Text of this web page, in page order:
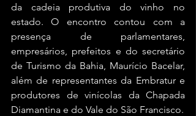
da cadeia produtiva do vinho no
estado. O encontro contou com a
presença de parlamentares,
empresários, prefeitos e do secretário
de Turismo da Bahia, Maurício Bacelar,
além de representantes da Embratur e
produtores de vinícolas da Chapada
Diamantina e do Vale do São Francisco.